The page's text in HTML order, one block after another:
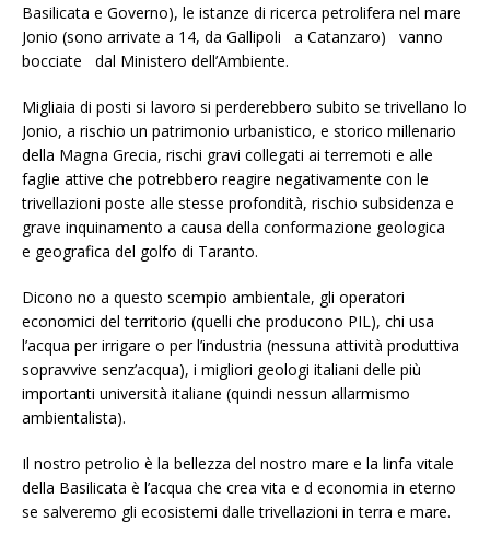
Basilicata e Governo), le istanze di ricerca petrolifera nel mare
Jonio (sono arrivate a 14, da Gallipoli a Catanzaro) vanno
bocciate dal Ministero dell’Ambiente.
Migliaia di posti si lavoro si perderebbero subito se trivellano lo
Jonio, a rischio un patrimonio urbanistico, e storico millenario
della Magna Grecia, rischi gravi collegati ai terremoti e alle
faglie attive che potrebbero reagire negativamente con le
trivellazioni poste alle stesse profondità, rischio subsidenza e
grave inquinamento a causa della conformazione geologica
e geografica del golfo di Taranto.
Dicono no a questo scempio ambientale, gli operatori
economici del territorio (quelli che producono PIL), chi usa
l’acqua per irrigare o per l’industria (nessuna attività produttiva
sopravvive senz’acqua), i migliori geologi italiani delle più
importanti università italiane (quindi nessun allarmismo
ambientalista).
Il nostro petrolio è la bellezza del nostro mare e la linfa vitale
della Basilicata è l’acqua che crea vita e d economia in eterno
se salveremo gli ecosistemi dalle trivellazioni in terra e mare.